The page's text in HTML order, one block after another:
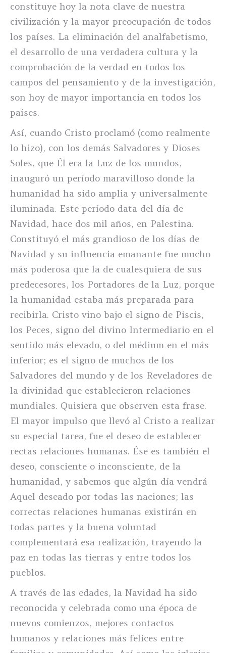
constituye hoy la nota clave de nuestra
civilización y la mayor preocupación de todos
los países. La eliminación del analfabetismo,
el desarrollo de una verdadera cultura y la
comprobación de la verdad en todos los
campos del pensamiento y de la investigación,
son hoy de mayor importancia en todos los
países.
Así, cuando Cristo proclamó (como realmente
lo hizo), con los demás Salvadores y Dioses
Soles, que Él era la Luz de los mundos,
inauguró un período maravilloso donde la
humanidad ha sido amplia y universalmente
iluminada. Este período data del día de
Navidad, hace dos mil años, en Palestina.
Constituyó el más grandioso de los días de
Navidad y su influencia emanante fue mucho
más poderosa que la de cualesquiera de sus
predecesores, los Portadores de la Luz, porque
la humanidad estaba más preparada para
recibirla. Cristo vino bajo el signo de Piscis,
los Peces, signo del divino Intermediario en el
sentido más elevado, o del médium en el más
inferior; es el signo de muchos de los
Salvadores del mundo y de los Reveladores de
la divinidad que establecieron relaciones
mundiales. Quisiera que observen esta frase.
El mayor impulso que llevó al Cristo a realizar
su especial tarea, fue el deseo de establecer
rectas relaciones humanas. Ése es también el
deseo, consciente o inconsciente, de la
humanidad, y sabemos que algún día vendrá
Aquel deseado por todas las naciones; las
correctas relaciones humanas existirán en
todas partes y la buena voluntad
complementará esa realización, trayendo la
paz en todas las tierras y entre todos los
pueblos.
A través de las edades, la Navidad ha sido
reconocida y celebrada como una época de
nuevos comienzos, mejores contactos
humanos y relaciones más felices entre